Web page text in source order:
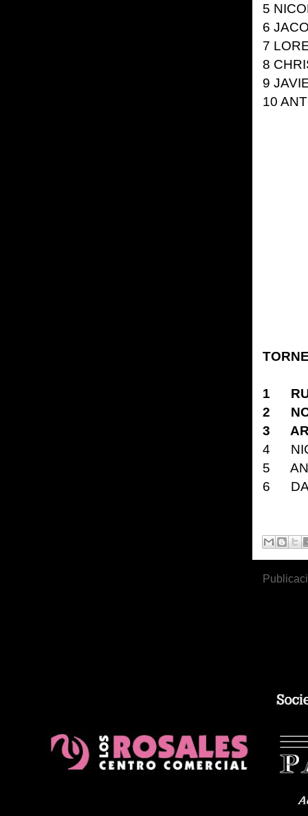
5
6
7
8
9
10
1
2
3
4
5
6